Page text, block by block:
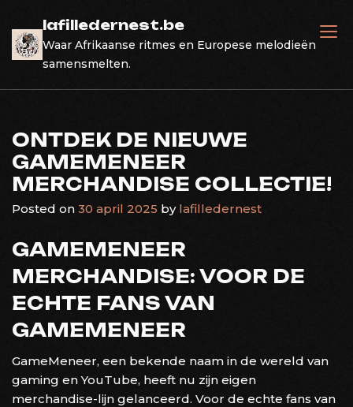
content
lafilledernest.be
Waar Afrikaanse ritmes en Europese melodieën
samensmelten.
ONTDEK DE NIEUWE
GAMEMENEER
MERCHANDISE COLLECTIE!
Posted on 30 april 2025 by lafilledernest
GAMEMENEER
MERCHANDISE: VOOR DE
ECHTE FANS VAN
GAMEMENEER
GameMeneer, een bekende naam in de wereld van
gaming en YouTube, heeft nu zijn eigen
merchandise-lijn gelanceerd. Voor de echte fans van